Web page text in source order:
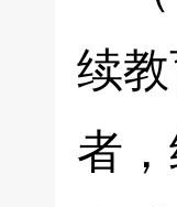
续
者